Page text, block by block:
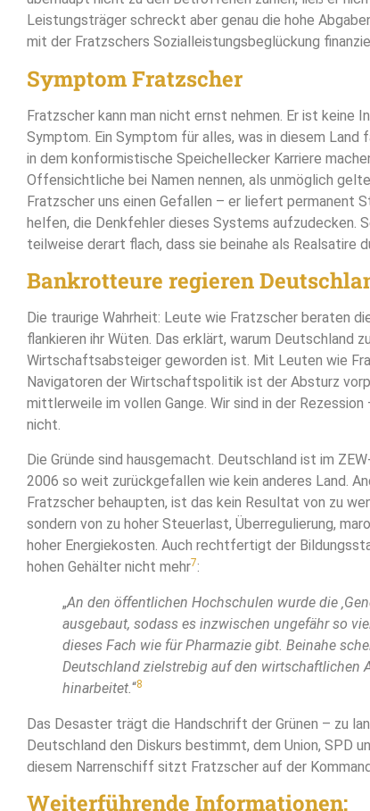
Leistungsträger schreckt aber genau die hohe
mit der Fratzschers Sozialleistungsbeglückung
Symptom Fratzscher
Fratzscher kann man nicht ernst nehmen. Er ist keine
Symptom. Ein Symptom für alles, was in diesem Land
in dem konformistische Speichellecker Karriere
Offensichtliche bei Namen nennen, als unmöglich
Fratzscher uns einen Gefallen – er liefert permanent
helfen, die Denkfehler dieses Systems aufzudecken.
teilweise derart flach, dass sie beinahe als Realsatire
Bankrotteure regieren
Die traurige Wahrheit: Leute wie Fratzscher beraten
flankieren ihr Wüten. Das erklärt, warum Deutschland
Wirtschaftsabsteiger geworden ist. Mit Leuten wie
Navigatoren der Wirtschaftspolitik ist der Absturz
mittlerweile im vollen Gange. Wir sind in der Rezession
nicht.
Die Gründe sind hausgemacht. Deutschland ist im
2006 so weit zurückgefallen wie kein anderes Land.
Fratzscher behaupten, ist das kein Resultat von zu
sondern von zu hoher Steuerlast, Überregulierung,
hoher Energiekosten. Auch rechtfertigt der
hohen Gehälter nicht mehr7:
„An den öffentlichen Hochschulen wurde die
ausgebaut, sodass es inzwischen ungefähr so
dieses Fach wie für Pharmazie gibt. Beinahe
Deutschland zielstrebig auf den wirtschaftlichen
hinarbeitet. “8
Das Desaster trägt die Handschrift der Grünen – zu
Deutschland den Diskurs bestimmt, dem Union, SPD
diesem Narrenschiff sitzt Fratzscher auf der
Weiterführende Informationen: